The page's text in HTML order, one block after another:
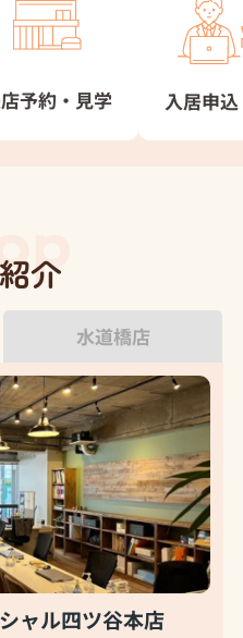
予約・見学 入居申
介
水道橋店
ャル四ツ谷本店